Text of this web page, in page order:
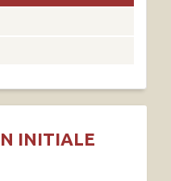
INITIALE